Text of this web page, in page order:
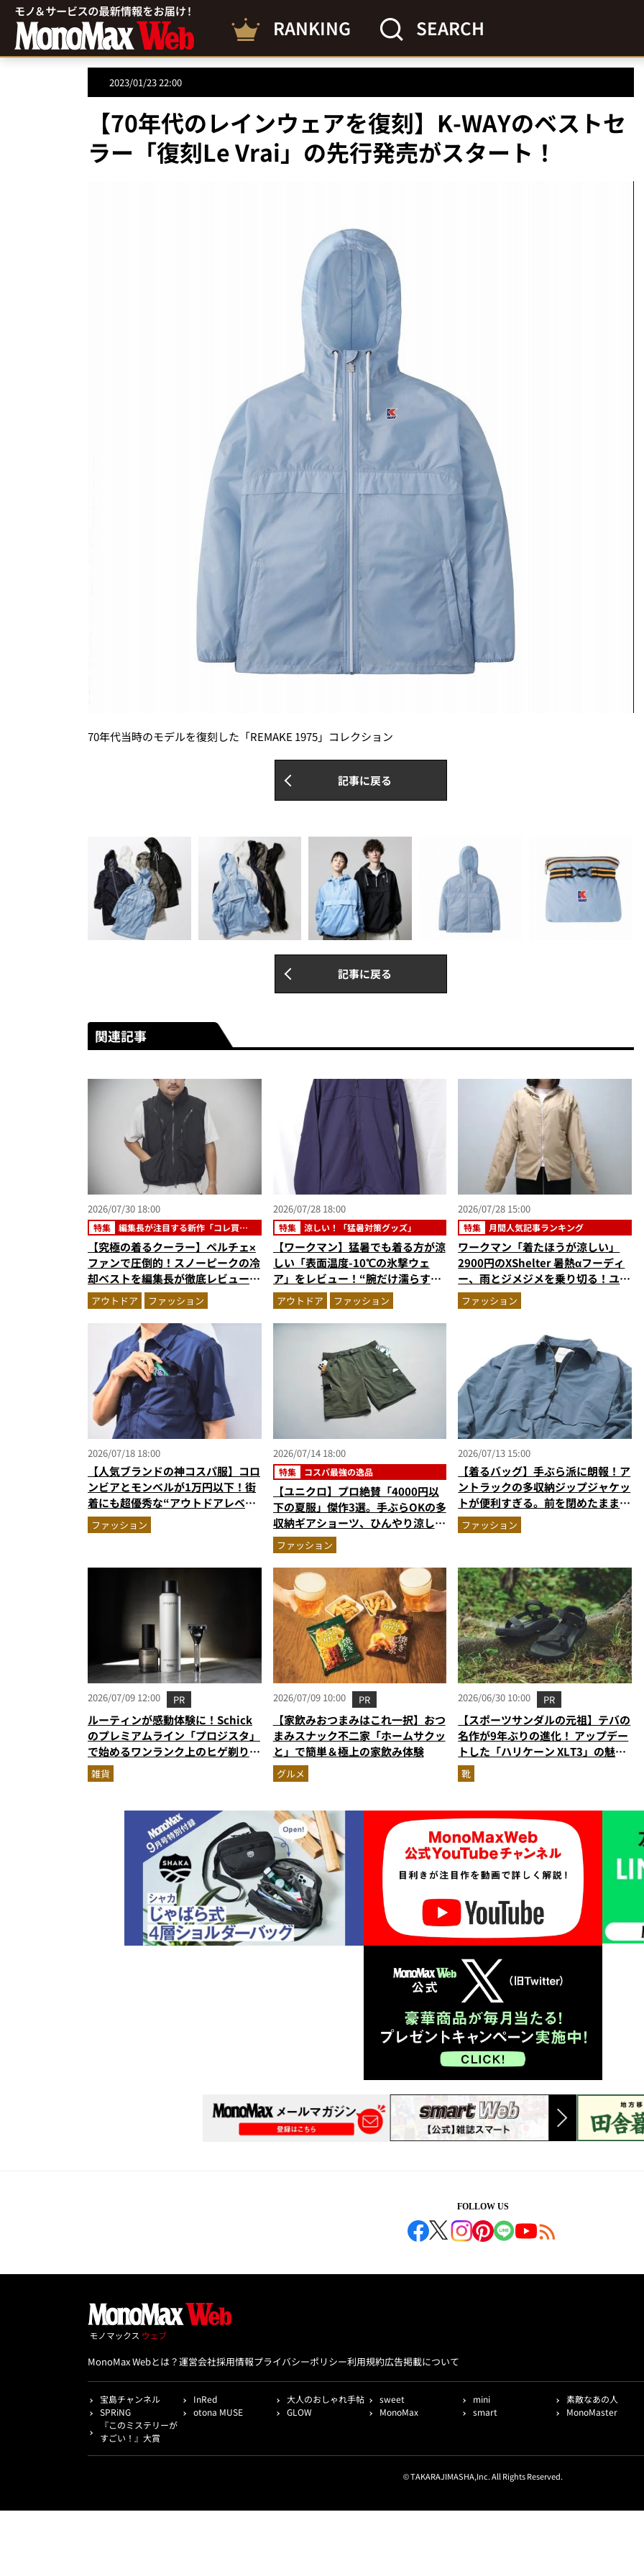
RANKING SEARCH
2023/01/23 22:00
【70年代のレインウェアを復刻】K-WAYのベストセ
ラー「復刻Le Vrai」の先行発売がスタート！
70年代当時のモデルを復刻した「REMAKE 1975」コレクション
記事に戻る
記事に戻る
関連記事
2026/07/30 18:00
特集
編集長が注目する新作「コレ買い
です」
【究極の着るクーラー】ペルチェ×
ファンで圧倒的！スノーピークの冷
却ベストを編集長が徹底レビュー。
炎天下でも“寒さ”を味わえる本気
のギア『コレ買いです』Vol.172
アウトドア ファッション
2026/07/28 18:00
特集 涼しい！「猛暑対策グッズ」
【ワークマン】猛暑でも着る方が涼
しい「表面温度-10℃の氷撃ウェ
ア」をレビュー！“腕だけ濡らすの
が正解”の気化冷却機能が凄い
アウトドア ファッション
2026/07/28 15:00
特集 月間人気記事ランキング
ワークマン「着たほうが涼しい」
2900円のXShelter 暑熱αフーディ
ー、雨とジメジメを乗り切る！ユニ
クロの雨対策UVパーカ…ほか【ア
ウターの人気記事ランキングベスト
ファッション
2026/07/18 18:00
【人気ブランドの神コスパ服】コロ
ンビアとモンベルが1万円以下！街
着にも超優秀な“アウトドアレベ
ル”の高機能ウエア2選を徹底解説
ファッション
2026/07/14 18:00
特集 コスパ最強の逸品
【ユニクロ】プロ絶賛「4000円以
下の夏服」傑作3選。手ぶらOKの多
収納ギアショーツ、ひんやり涼しい
パンツほか
ファッション
2026/07/13 15:00
【着るバッグ】手ぶら派に朗報！ア
ントラックの多収納ジップジャケッ
トが便利すぎる。前を閉めたまま荷
物が出せる進化したポケット配置
ファッション
2026/07/09 12:00 PR
ルーティンが感動体験に！Schick
のプレミアムライン「プロジスタ」
で始めるワンランク上のヒゲ剃り習
慣
雑貨
2026/07/09 10:00 PR
【家飲みおつまみはこれ一択】おつ
まみスナック不二家「ホームサクッ
と」で簡単＆極上の家飲み体験
グルメ
2026/06/30 10:00 PR
【スポーツサンダルの元祖】テバの
名作が9年ぶりの進化！ アップデー
トした「ハリケーン XLT3」の魅力
を識者があらゆる角度から徹底解
説！
靴
FOLLOW US
MonoMax Webとは？運営会社採用情報プライバシーポリシー利用規約広告掲載について
宝島チャンネル InRed 大人のおしゃれ手帖 sweet mini
素敵なあの人
SPRiNG
otona MUSE GLOW MonoMax smart
MonoMaster
『このミステリーが
すごい！』大賞
© TAKARAJIMASHA,Inc. All Rights Reserved.